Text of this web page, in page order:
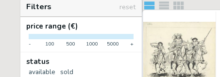
Filters
reset
price range (€)
- 100 500 1000 5000 +
status
available sold